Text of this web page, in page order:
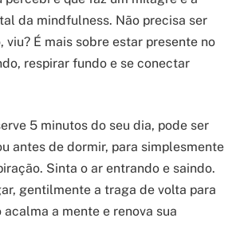
da mindfulness. Não precisa ser
viu? É mais sobre estar presente no
respirar fundo e se conectar
5 minutos do seu dia, pode ser
antes de dormir, para simplesmente
Sinta o ar entrando e saindo.
gentilmente a traga de volta para
acalma a mente e renova sua